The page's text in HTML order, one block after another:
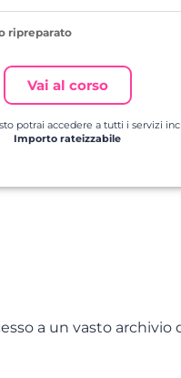
ripreparato
Vai al corso
potrai accedere a tutti i servizi
Importo rateizzabile
a un vasto archivio